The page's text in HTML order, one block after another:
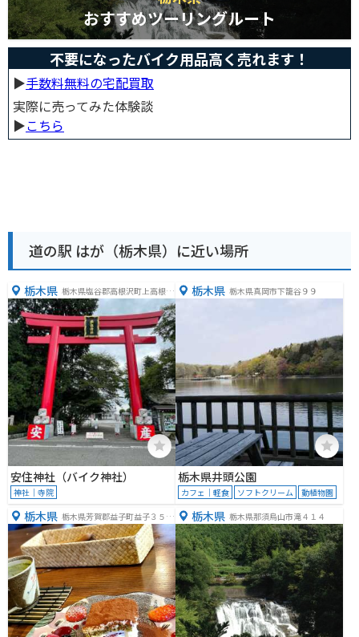
おすすめツーリングルート
不要になったバイク用品高く売れます！
▶︎手数料無料の宅配買取
実際に売ってみた体験談
▶︎こちら
道の駅 はが（栃木県）に近い場所
栃木県 栃木県塩谷郡高根沢町上高根沢
２４２５
安住神社（バイク神社）
神社｜寺院
栃木県 栃木県真岡市下籠谷９９
栃木県井頭公園
カフェ｜軽食 ソフトクリーム 動植物園
栃木県 栃木県芳賀郡益子町益子３５２
７−７
栃木県 栃木県那須烏山市滝４１４